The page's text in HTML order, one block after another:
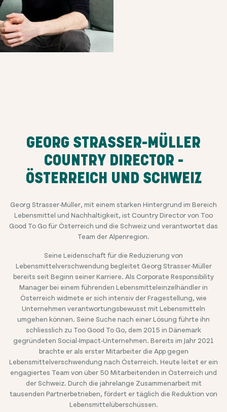
GEORG STRASSER-MÜLLER
COUNTRY DIRECTOR -
ÖSTERREICH UND SCHWEIZ
Georg Strasser-Müller, mit einem starken Hintergrund im Bereich
Lebensmittel und Nachhaltigkeit, ist Country Director von Too
Good To Go für Österreich und die Schweiz und verantwortet das
Team der Alpenregion.
Seine Leidenschaft für die Reduzierung von
Lebensmittelverschwendung begleitet Georg Strasser-Müller
bereits seit Beginn seiner Karriere. Als Corporate Responsibility
Manager bei einem führenden Lebensmitteleinzelhändler in
Österreich widmete er sich intensiv der Fragestellung, wie
Unternehmen verantwortungsbewusst mit Lebensmitteln
umgehen können. Seine Suche nach einer Lösung führte ihn
schliesslich zu Too Good To Go, dem 2015 in Dänemark
gegründeten Social-Impact-Unternehmen. Bereits im Jahr 2021
brachte er als erster Mitarbeiter die App gegen
Lebensmittelverschwendung nach Österreich. Heute leitet er ein
engagiertes Team von über 50 Mitarbeitenden in Österreich und
der Schweiz. Durch die jahrelange Zusammenarbeit mit
tausenden Partnerbetrieben, fördert er täglich die Reduktion von
Lebensmittelüberschüssen.